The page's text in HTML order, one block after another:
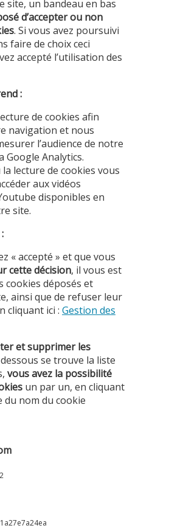
site, un bandeau en bas
d’accepter ou non
. Si vous avez poursuivi
faire de choix ceci
accepté l’utilisation des
:
de cookies afin
navigation et nous
l’audience de notre
Google Analytics.
lecture de cookies vous
aux vidéos
disponibles en
site.
« accepté » et que vous
cette décision, il vous est
cookies déposés et
ainsi que de refuser leur
cliquant ici : Gestion des
et supprimer les
se trouve la liste
vous avez la possibilité
un par un, en cliquant
du nom du cookie